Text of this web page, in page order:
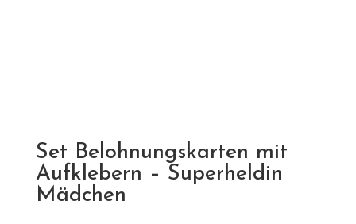
Set Belohnungskarten mit
Aufklebern – Superheldin
Mädchen